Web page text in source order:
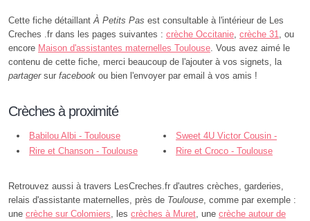
Cette fiche détaillant À Petits Pas est consultable à l'intérieur de Les
Creches .fr dans les pages suivantes : crèche Occitanie crèche 31
, ou
encore Maison d'assistantes maternelles Toulouse . Vous avez aimé le
contenu de cette fiche, merci beaucoup de l'ajouter à vos signets, la
partagersur facebook ou bien l'envoyer par email à vos amis !
Crèches à proximité
Babilou Albi - Toulouse
Sweet 4U Victor Cousin -
Toulouse
Rire et Chanson - Toulouse Rire et Croco - Toulouse
Retrouvez aussi à travers LesCreches.fr d'autres crèches, garderies,
relais d'assistante maternelles, près de Toulouse , comme par exemple :
une crèche sur Colomiers , les crèches à Muret , une crèche autour de